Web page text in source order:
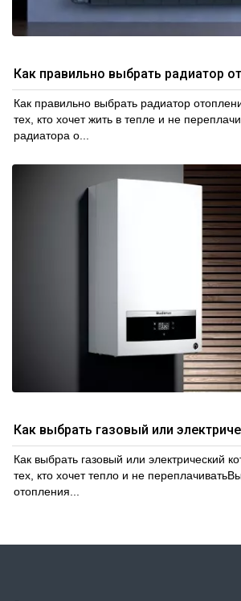
Как правильно выбрать радиатор
Как правильно выбрать радиатор
тех, кто хочет жить в тепле и не
радиатора о...
Как выбрать газовый или
Как выбрать газовый или электрический
тех, кто хочет тепло и не
отопления...